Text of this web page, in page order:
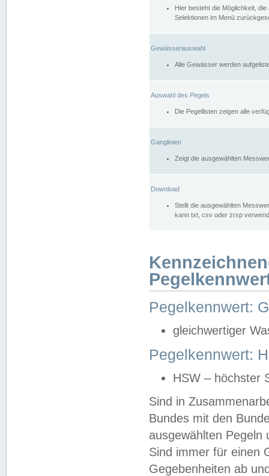
Hier besteht die Möglichkeit,
Selektionen im Menü
Gewässerauswahl
Alle Gewässer werden
Auswahl des Pegels
Die Pegellisten zeigen alle
Ganglinien
Zeigt die ausgewählten
Download
Stellt die ausgewählten
kann txt, csv oder zrxp
Pegelkennwert:
gleichwertiger
Pegelkennwert:
HSW – höchster
Sind in
Bundes mit den
ausgewählten
Sind immer für einen
Gegebenheiten ab